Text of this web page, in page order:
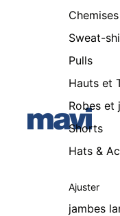
Chemises
Sweat-
Pulls
Hauts et
Robes et
Shorts
Hats &
Ajuster
jambes